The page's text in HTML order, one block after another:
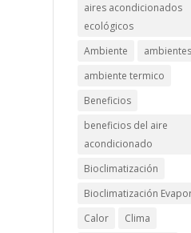
aires acondicionados
ecológicos
Ambiente
ambiente termico
Beneficios
beneficios del aire
acondicionado
Bioclimatización
Bioclimatización
Calor
Clima